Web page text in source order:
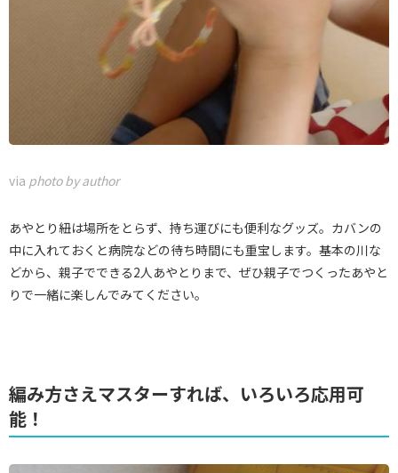
via photo by author
あやとり紐は場所をとらず、持ち運びにも便利なグッズ。カバンの
中に入れておくと病院などの待ち時間にも重宝します。基本の川な
どから、親子でできる2人あやとりまで、ぜひ親子でつくったあやと
りで一緒に楽しんでみてください。
編み方さえマスターすれば、いろいろ応用可
能！